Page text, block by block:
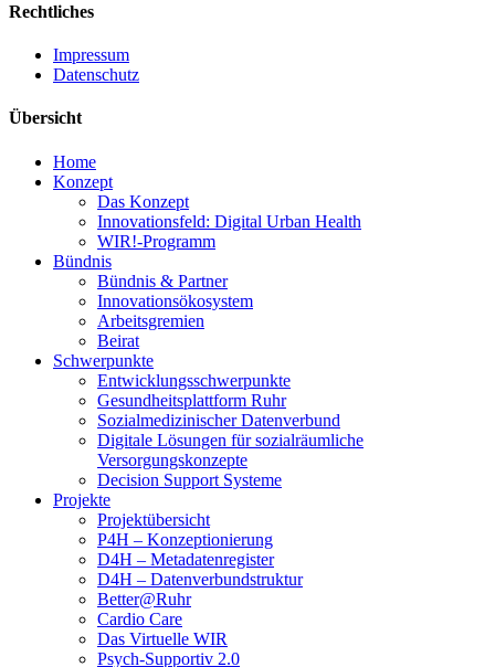
Rechtliches
Impressum
Datenschutz
Übersicht
Home
Konzept
Das Konzept
Innovationsfeld: Digital Urban Health
WIR!-Programm
Bündnis
Bündnis & Partner
Innovationsökosystem
Arbeitsgremien
Beirat
Schwerpunkte
Entwicklungsschwerpunkte
Gesundheitsplattform Ruhr
Sozialmedizinischer Datenverbund
Digitale Lösungen für sozialräumliche
Versorgungskonzepte
Decision Support Systeme
Projekte
Projektübersicht
P4H – Konzeptionierung
D4H – Metadatenregister
D4H – Datenverbundstruktur
Better@Ruhr
Cardio Care
Das Virtuelle WIR
Psych-Supportiv 2.0